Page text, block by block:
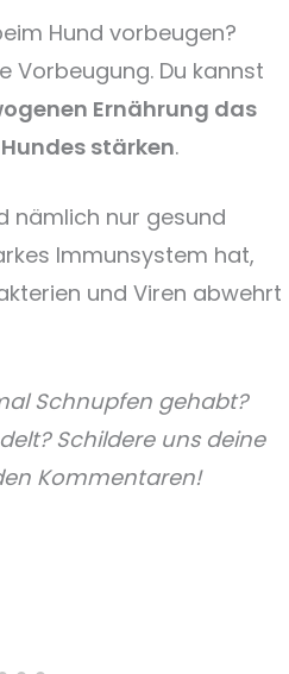
Hund vorbeugen?
Vorbeugung. Du kannst
Ernährung das
stärken.
nämlich nur gesund
Immunsystem hat,
und Viren abwehrt
Schnupfen gehabt?
Schildere uns deine
Kommentaren!